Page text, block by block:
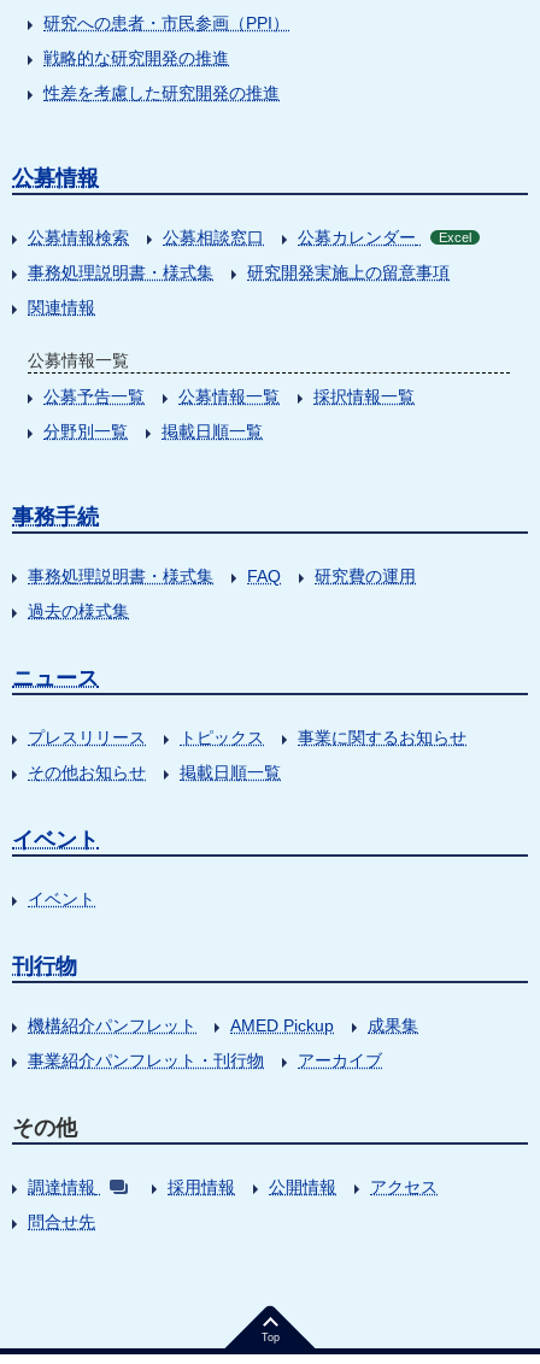
研究への患者・市民参画（PPI）
戦略的な研究開発の推進
性差を考慮した研究開発の推進
公募情報
公募情報検索 公募相談窓口 公募カレンダー Excel
事務処理説明書・様式集
研究開発実施上の留意事項
関連情報
公募情報一覧
公募予告一覧
公募情報一覧
採択情報一覧
分野別一覧
掲載日順一覧
事務手続
事務処理説明書・様式集 FAQ
研究費の運用
過去の様式集
ニュース
プレスリリース トピックス
事業に関するお知らせ
その他お知らせ
掲載日順一覧
イベント
イベント
刊行物
機構紹介パンフレット AMED Pickup
成果集
事業紹介パンフレット・刊行物
アーカイブ
その他
調達情報 採用情報 公開情報
アクセス
問合せ先
Top